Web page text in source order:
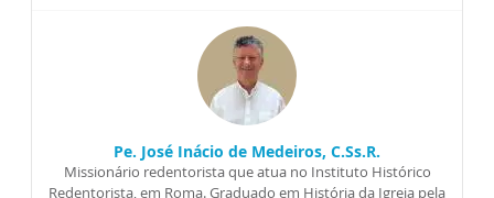
Pe. José Inácio de Medeiros, C.Ss.R.
Missionário redentorista que atua no Instituto Histórico
Redentorista, em Roma. Graduado em História da Igreja pela